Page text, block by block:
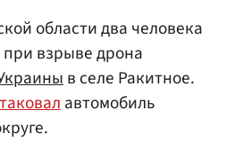
области два человека
взрыве дрона
в селе Ракитное.
автомобиль